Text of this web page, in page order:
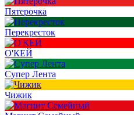
Пятерочка
Перекресток
О'КЕЙ
Супер Лента
Чижик